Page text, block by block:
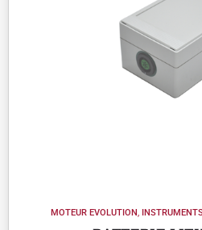
MOTEUR EVOLUTION,